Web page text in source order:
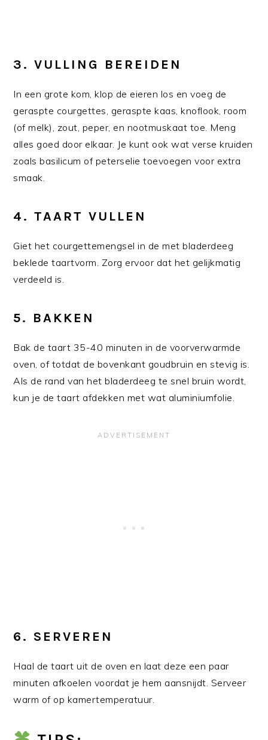
3.VULLING BEREIDEN
In een grote kom, klop de eieren los en voeg de
geraspte courgettes, geraspte kaas, knoflook, room
(of melk), zout, peper, en nootmuskaat toe. Meng
alles goed door elkaar. Je kunt ook wat verse kruiden
zoals basilicum of peterselie toevoegen voor extra
smaak.
4.TAART VULLEN
Giet het courgettemengsel in de met bladerdeeg
beklede taartvorm. Zorg ervoor dat het gelijkmatig
verdeeld is.
5. BAKKEN
Bak de taart 35-40 minuten in de voorverwarmde
oven, of totdat de bovenkant goudbruin en stevig is.
Als de rand van het bladerdeeg te snel bruin wordt,
kun je de taart afdekken met wat aluminiumfolie.
6. SERVEREN
Haal de taart uit de oven en laat deze een paar
minuten afkoelen voordat je hem aansnijdt. Serveer
warm of op kamertemperatuur.